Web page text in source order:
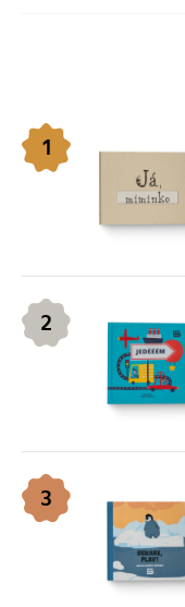
1
2
3